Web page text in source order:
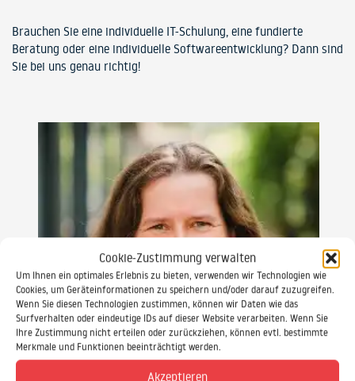
Cookie-Zustimmung verwalten
Um Ihnen ein optimales Erlebnis zu bieten, verwenden wir Technologien wie
Cookies, um Geräteinformationen zu speichern und/oder darauf zuzugreifen.
Wenn Sie diesen Technologien zustimmen, können wir Daten wie das
Surfverhalten oder eindeutige IDs auf dieser Website verarbeiten. Wenn Sie
Ihre Zustimmung nicht erteilen oder zurückziehen, können evtl. bestimmte
Merkmale und Funktionen beeinträchtigt werden.
Akzeptieren
Brauchen Sie eine individuelle IT-Schulung, eine fundierte
Beratung oder eine individuelle Softwareentwicklung? Dann sind
Sie bei uns genau richtig!